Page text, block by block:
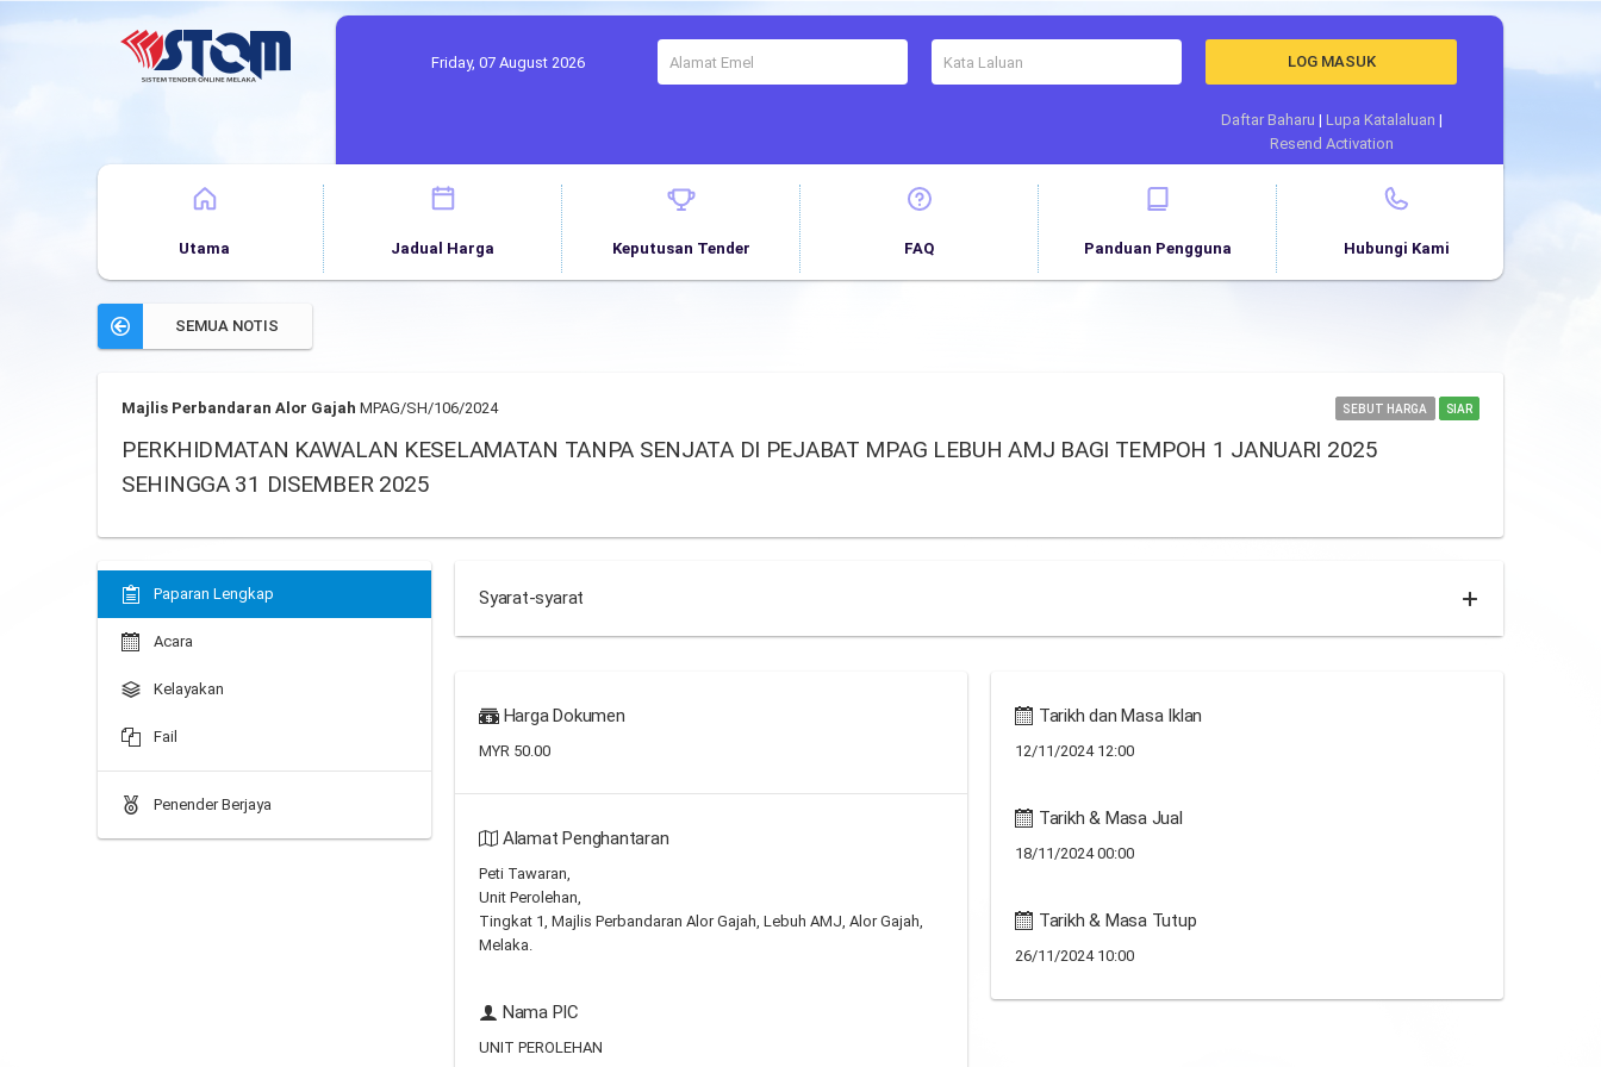
Friday, 07 August 2026 LOG MASUK
Daftar Baharu | Lupa Katalaluan |
Resend Activation
Utama Jadual Harga Keputusan Tender FAQ Panduan Pengguna Hubungi Kami
SEMUA NOTIS
Majlis Perbandaran Alor Gajah MPAG/SH/106/2024 SEBUT HARGA SIAR
PERKHIDMATAN KAWALAN KESELAMATAN TANPA SENJATA DI PEJABAT MPAG LEBUH AMJ BAGI TEMPOH 1 JANUARI 2025
SEHINGGA 31 DISEMBER 2025
Paparan Lengkap
Acara
Kelayakan
Fail
Penender Berjaya
Syarat-syarat
Harga Dokumen
MYR 50.00
Alamat Penghantaran
Peti Tawaran,
Unit Perolehan,
Tingkat 1, Majlis Perbandaran Alor Gajah, Lebuh AMJ, Alor Gajah,
Melaka.
Nama PIC
UNIT PEROLEHAN
Tarikh dan Masa Iklan
12/11/2024 12:00
Tarikh & Masa Jual
18/11/2024 00:00
Tarikh & Masa Tutup
26/11/2024 10:00